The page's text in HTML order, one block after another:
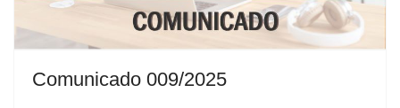
Comunicado 009/2025